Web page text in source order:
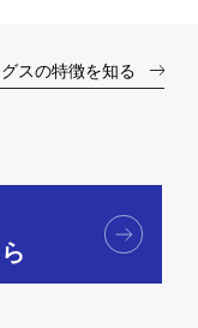
スの特徴を知る